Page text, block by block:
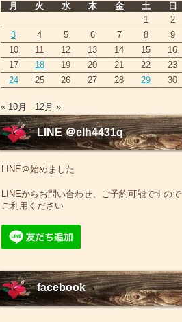
月
火 水 木 金 土
日
1
2
3
4 5 6 7 8
9
10
11 12 13 14 15
16
17
18 19 20 21 22
23
24
25 26 27 28 29 30
« 10月 12月 »
LINE ＠elh4431q
LINE＠始めました
LINEからお問い合わせ、ご予約可能ですので
ご利用ください
facebook